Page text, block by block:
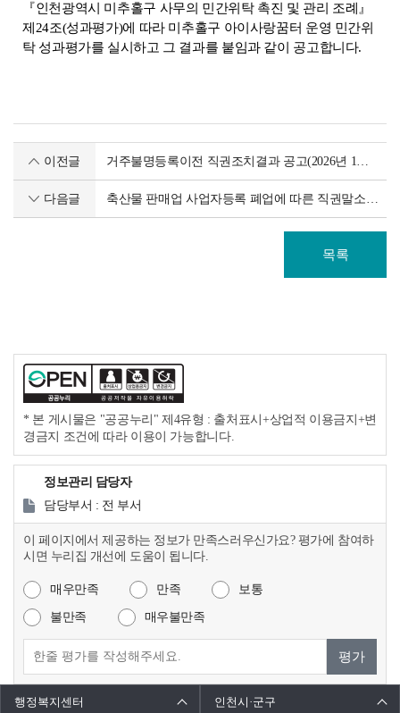
『인천광역시 미추홀구 사무의 민간위탁 촉진 및 관리 조례』
제24조(성과평가)에 따라 미추홀구 아이사랑꿈터 운영 민간위
탁 성과평가를 실시하고 그 결과를 붙임과 같이 공고합니다.
이전글 거주불명등록이전 직권조치결과 공고(2026년 1분기 거주불명등록자 대상)
다음글 축산물 판매업 사업자등록 폐업에 따른 직권말소 사전통지 공시송달 공고
목록
* 본 게시물은 "공공누리" 제4유형 : 출처표시+상업적 이용금지+변
경금지 조건에 따라 이용이 가능합니다.
정보관리 담당자
담당부서 : 전 부서
이 페이지에서 제공하는 정보가 만족스러우신가요? 평가에 참여하
시면 누리집 개선에 도움이 됩니다.
매우만족 만족 보통
불만족 매우불만족
평가
행정복지센터 인천시·군구